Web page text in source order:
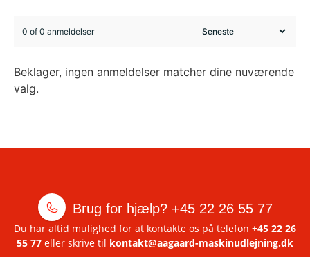
0 of 0 anmeldelser
Beklager, ingen anmeldelser matcher dine nuværende
valg.
Brug for hjælp? +45 22 26 55 77
Du har altid mulighed for at kontakte os på telefon +45 22 26
55 77 eller skrive til kontakt@aagaard-maskinudlejning.dk